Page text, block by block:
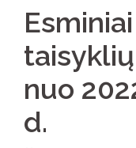
nuo
d.